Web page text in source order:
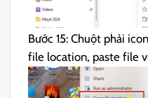
Bước 15: Chuột phải
file location, paste file